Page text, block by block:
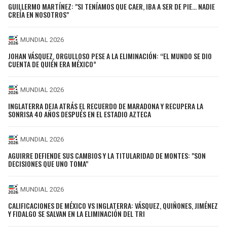
GUILLERMO MARTÍNEZ: "SI TENÍAMOS QUE CAER, IBA A SER DE PIE... NADIE
CREÍA EN NOSOTROS"
MUNDIAL 2026
JOHAN VÁSQUEZ, ORGULLOSO PESE A LA ELIMINACIÓN: “EL MUNDO SE DIO
CUENTA DE QUIÉN ERA MÉXICO”
MUNDIAL 2026
INGLATERRA DEJA ATRÁS EL RECUERDO DE MARADONA Y RECUPERA LA
SONRISA 40 AÑOS DESPUÉS EN EL ESTADIO AZTECA
MUNDIAL 2026
AGUIRRE DEFIENDE SUS CAMBIOS Y LA TITULARIDAD DE MONTES: "SON
DECISIONES QUE UNO TOMA"
MUNDIAL 2026
CALIFICACIONES DE MÉXICO VS INGLATERRA: VÁSQUEZ, QUIÑONES, JIMÉNEZ
Y FIDALGO SE SALVAN EN LA ELIMINACIÓN DEL TRI